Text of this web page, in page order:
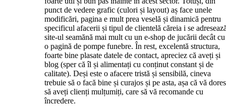
punct de vedere grafic (culori și layout) aș face unele
modificări, pagina e mult prea veselă și dinamică pentru
specificul afacerii și tipul de clientelă căreia i se
site-ul seamănă mai mult cu un e-shop de jucării decât cu
o pagină de pompe funebre. În rest, excelentă structura,
foarte bine plasate datele de contact, apreciez că aveți și
blog (sper că îl și alimentați cu conținut constant și de
calitate). Deși este o afacere tristă și sensibilă, cineva
trebuie să o facă bine și curajos și pe asta, așa că vă
să aveți clienți mulțumiți, care să vă recomande cu
încredere.